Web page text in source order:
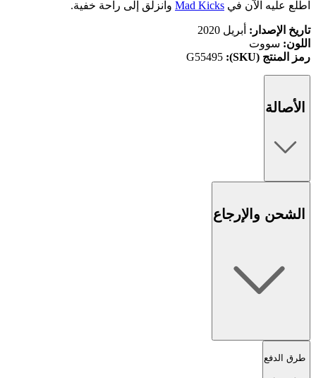
اطلع عليه الآن في Mad Kicks وانزلق إلى راحة خفية.
تاريخ الإصدار: أبريل 2020
اللون: سووت
رمز المنتج (SKU):
الأصالة
الشحن والإرجاع
طرق الدفع